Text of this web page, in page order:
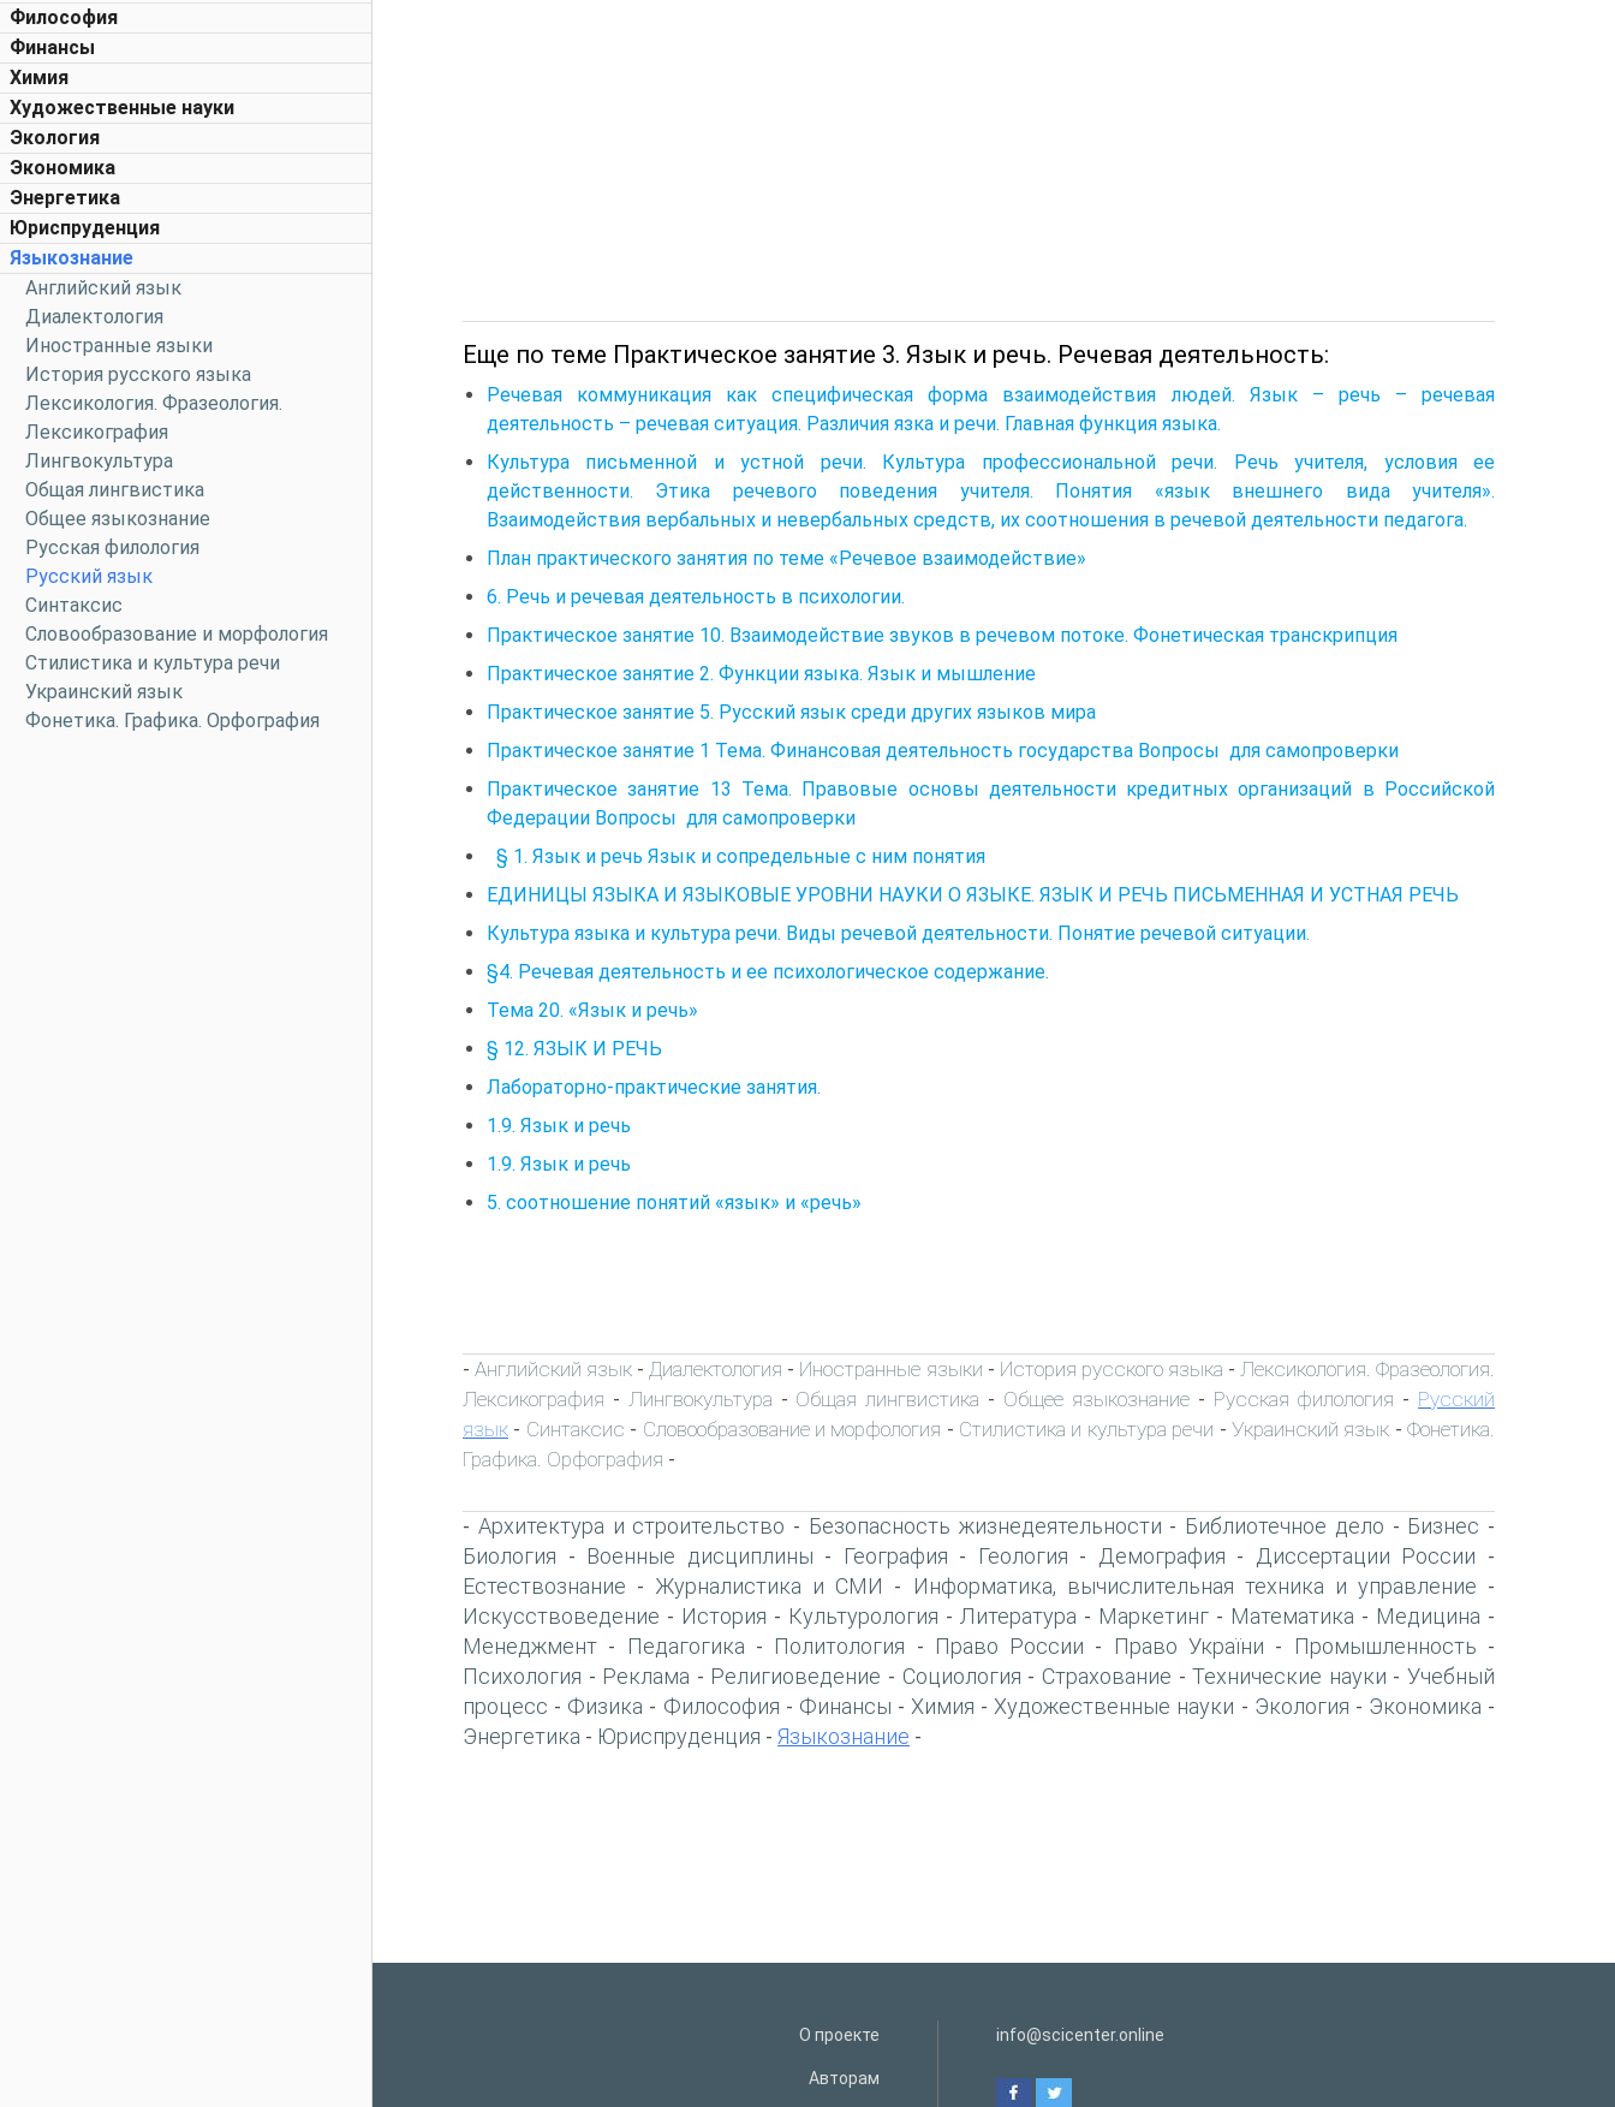
Философия
Финансы
Химия
Художественные науки
Экология
Экономика
Энергетика
Юриспруденция
Языкознание
Английский язык
Диалектология
Иностранные языки
История русского языка
Лексикология. Фразеология.
Лексикография
Лингвокультура
Общая лингвистика
Общее языкознание
Русская филология
Русский язык
Синтаксис
Словообразование и морфология
Стилистика и культура речи
Украинский язык
Фонетика. Графика. Орфография
Еще по теме Практическое занятие 3. Язык и речь. Речевая деятельность:
Речевая коммуникация как специфическая форма взаимодействия людей. Язык – речь – речевая
деятельность – речевая ситуация. Различия язка и речи. Главная функция языка.
Культура письменной и устной речи. Культура профессиональной речи. Речь учителя, условия ее
действенности. Этика речевого поведения учителя. Понятия «язык внешнего вида учителя».
Взаимодействия вербальных и невербальных средств, их соотношения в речевой деятельности педагога.
План практического занятия по теме «Речевое взаимодействие»
6. Речь и речевая деятельность в психологии.
Практическое занятие 10. Взаимодействие звуков в речевом потоке. Фонетическая транскрипция
Практическое занятие 2. Функции языка. Язык и мышление
Практическое занятие 5. Русский язык среди других языков мира
Практическое занятие 1 Тема. Финансовая деятельность государства Вопросы для самопроверки
Практическое занятие 13 Тема. Правовые основы деятельности кредитных организаций в Российской
Федерации Вопросы для самопроверки
§ 1. Язык и речь Язык и сопредельные с ним понятия
ЕДИНИЦЫ ЯЗЫКА И ЯЗЫКОВЫЕ УРОВНИ НАУКИ О ЯЗЫКЕ. ЯЗЫК И РЕЧЬ ПИСЬМЕННАЯ И УСТНАЯ РЕЧЬ
Культура языка и культура речи. Виды речевой деятельности. Понятие речевой ситуации.
§4. Речевая деятельность и ее психологическое содержание.
Тема 20. «Язык и речь»
§ 12. ЯЗЫК И РЕЧЬ
Лабораторно-практические занятия.
1.9. Язык и речь
1.9. Язык и речь
5. соотношение понятий «язык» и «речь»
-Английский язык - Диалектология - Иностранные языки - История русского языка - Лексикология. Фразеология.
Лексикография - Лингвокультура - Общая лингвистика - Общее языкознание- Русская филология - Русский
язык - Синтаксис - Словообразование и морфология - Стилистика и культура речи - Украинский язык - Фонетика.
Графика. Орфография -
- Архитектура и строительство - Безопасность жизнедеятельности - Библиотечное дело - Бизнес -
Биология - Военные дисциплины - География - Геология - Демография - Диссертации России -
Естествознание - Журналистика и СМИ - Информатика, вычислительная техника и управление -
Искусствоведение - История - Культурология - Литература - Маркетинг - Математика - Медицина -
Менеджмент - Педагогика - Политология - Право России - Право України - Промышленность -
Психология - Реклама - Религиоведение - Социология - Страхование -Технические науки -Учебный
процесс - Физика - Философия - Финансы - Химия - Художественные науки - Экология - Экономика -
Энергетика - Юриспруденция - Языкознание -
О проекте
Авторам
info@scicenter.online